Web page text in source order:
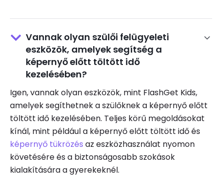
Vannak olyan szülői felügyeleti
eszközök, amelyek segítség a
képernyő előtt töltött idő
kezelésében?
Igen, vannak olyan eszközök, mint FlashGet Kids,
amelyek segíthetnek a szülőknek a képernyő előtt
töltött idő kezelésében. Teljes körű megoldásokat
kínál, mint például a képernyő előtt töltött idő és
képernyő tükrözés az eszközhasználat nyomon
követésére és a biztonságosabb szokások
kialakítására a gyerekeknél.